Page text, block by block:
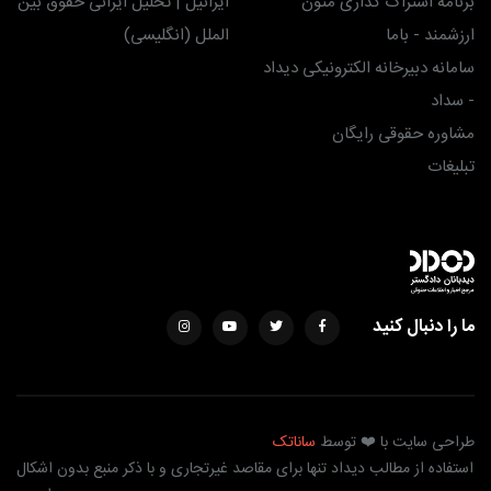
الکترونیکی دیداد
رایگان
الملل (انگلیسی)
کنید
با ❤️ توسطساناتک
مطالب دیداد تنها برای مقاصد غیرتجاری و با ذکر منبع بدون اشکال